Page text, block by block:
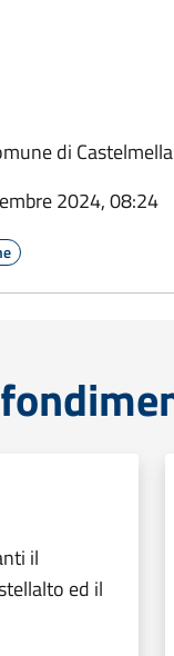
di Castelmella
2024, 08:24
il
ed il